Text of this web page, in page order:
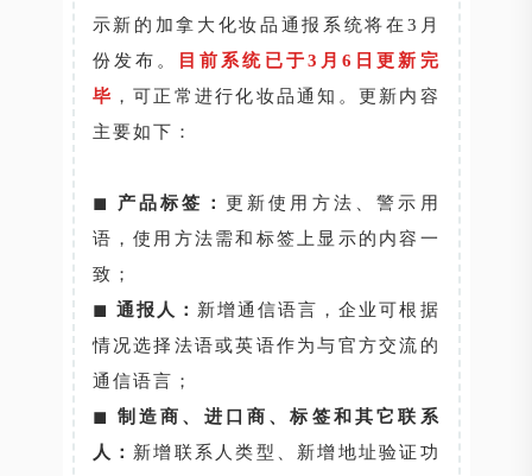
示新的加拿大化妆品通报系统将在3月
份发布。
目前系统已于3月6日更新完
毕 ，可正常进行化妆品通知。更新内容
主要如下：
◼ 产品标签： 更新使用方法、警示用
语，使用方法需和标签上显示的内容一
致；
◼ 通报人： 新增通信语言，企业可根据
情况选择法语或英语作为与官方交流的
通信语言；
◼ 制造商、进口商、标签和其它联系
人： 新增联系人类型、新增地址验证功